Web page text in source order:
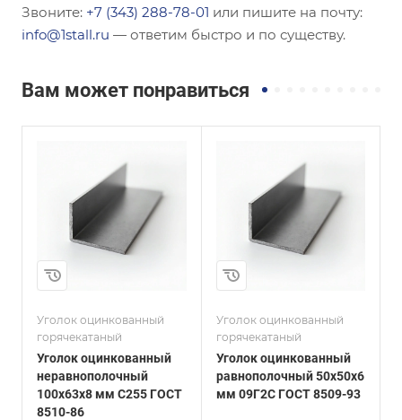
Звоните: +7 (343) 288-78-01 или пишите на почту:
info@1stall.ru — ответим быстро и по существу.
Вам может понравиться
Уголок оцинкованный
горячекатаный
Уголок оцинкованный
неравнополочный
100х63х8 мм С255 ГОСТ
8510-86
Равнополочный
Высота, мм
50
Толщина, мм
ГОСТ, ТУ
ГОСТ 8509-93
Покрытие
Оцинкованное
Уголок оцинкованный
горячекатаный
Уголок оцинкованный
равнополочный 50х50х6
мм 09Г2С ГОСТ 8509-93
Неравнополочны
й
Высота, мм
50
09Г2С
ГОСТ, ТУ
ГОСТ 19772-93
Покрытие
Оцинкованное